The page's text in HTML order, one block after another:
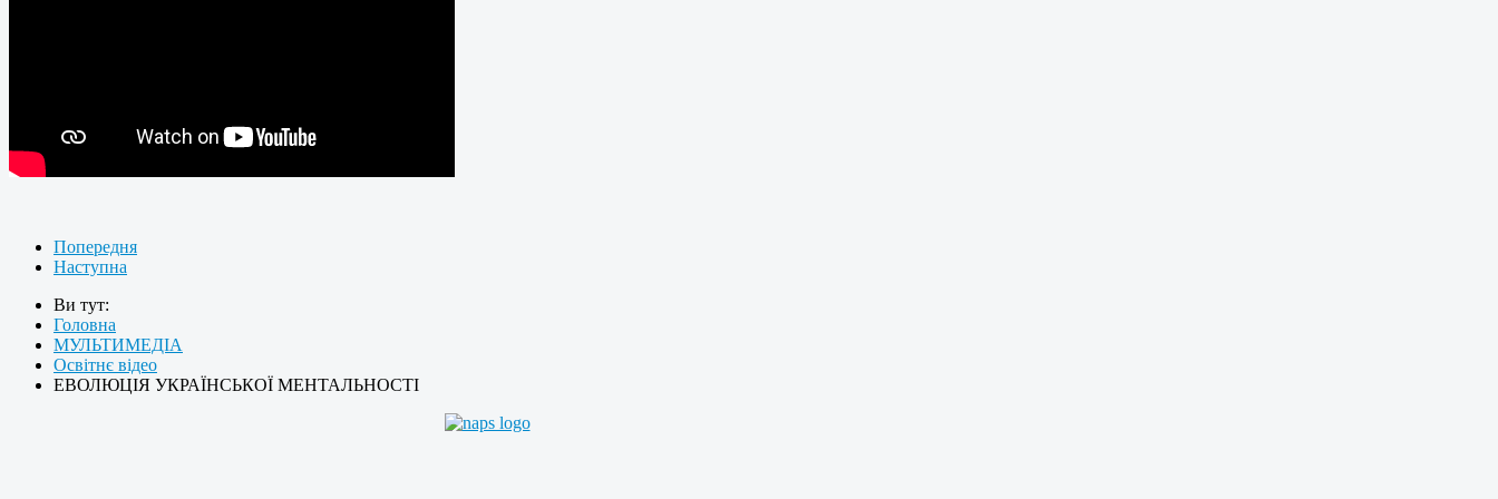
Попередня
Наступна
Ви тут:
Головна
МУЛЬТИМЕДІА
Освітнє відео
ЕВОЛЮЦІЯ УКРАЇНСЬКОЇ МЕНТАЛЬНОСТІ